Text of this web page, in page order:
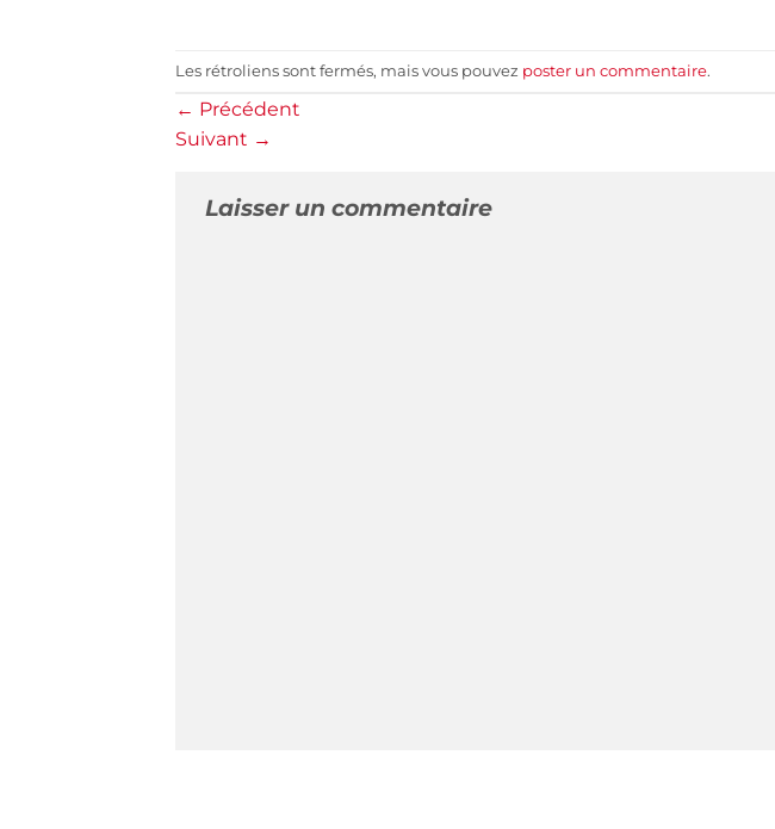
Les rétroliens sont fermés, mais vous pouvez poster un commentaire.
← Précédent
Suivant →
Laisser un commentaire